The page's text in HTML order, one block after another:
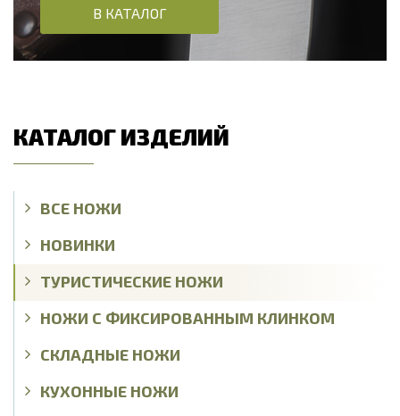
В КАТАЛОГ
КАТАЛОГ ИЗДЕЛИЙ
ВСЕ НОЖИ
НОВИНКИ
ТУРИСТИЧЕСКИЕ НОЖИ
НОЖИ С ФИКСИРОВАННЫМ КЛИНКОМ
СКЛАДНЫЕ НОЖИ
КУХОННЫЕ НОЖИ